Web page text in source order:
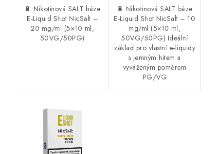
🔋 Nikotinová SALT báze
E-Liquid Shot NicSalt –
20 mg/ml (5×10 ml,
50VG/50PG)
🔋 Nikotinová SALT báze
E-Liquid Shot NicSalt – 10
mg/ml (5×10 ml,
50VG/50PG) Ideální
základ pro vlastní e-liquidy
s jemným hitem a
vyváženým poměrem
PG/VG